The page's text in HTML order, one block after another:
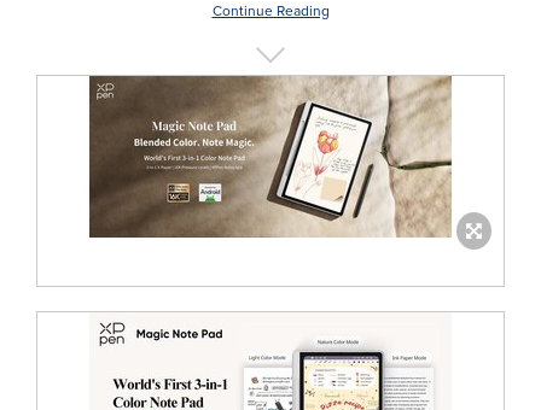
Continue Reading